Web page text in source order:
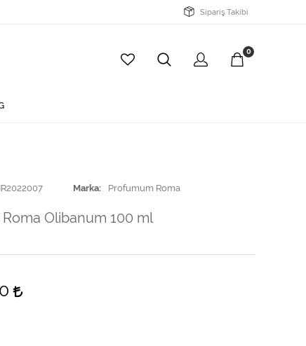
Sipariş Takibi
0
Marka Profumum Roma
Olibanum 100 ml